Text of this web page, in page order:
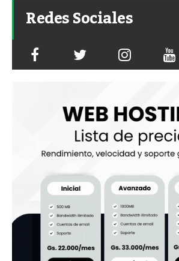
Redes Sociales